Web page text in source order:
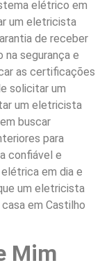
elétrico em
um eletricista
de receber
segurança e
as certificações
solicitar um
um eletricista
buscar
para
confiável e
em dia e
um eletricista
em Castilho
Mim